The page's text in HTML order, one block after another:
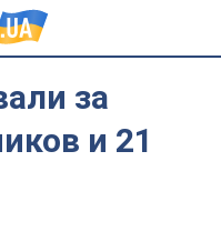
за
и 21